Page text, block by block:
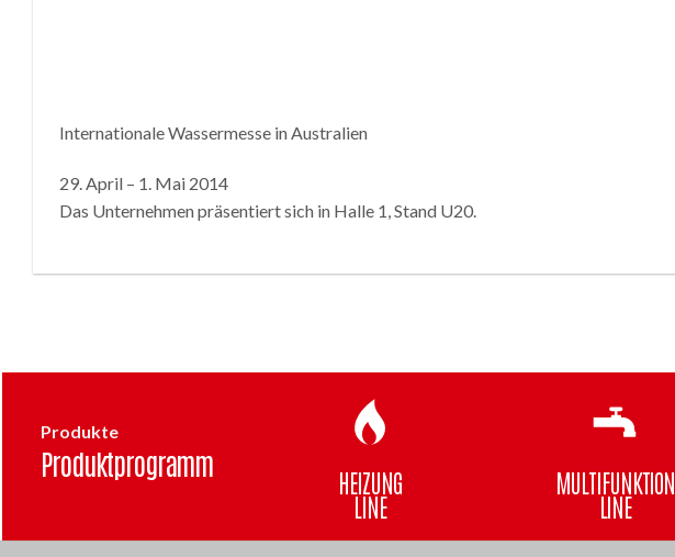
Internationale Wassermesse in Australien
29. April – 1. Mai 2014
Das Unternehmen präsentiert sich in Halle 1, Stand U20.
Produkte
Produktprogramm
HEIZUNG
LINE
MULTIFUNKTION
LINE